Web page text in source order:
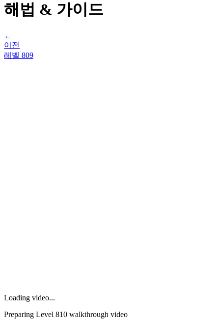
해법 & 가이드
←
이전
레벨 809
Loading video...
Preparing Level 810 walkthrough video